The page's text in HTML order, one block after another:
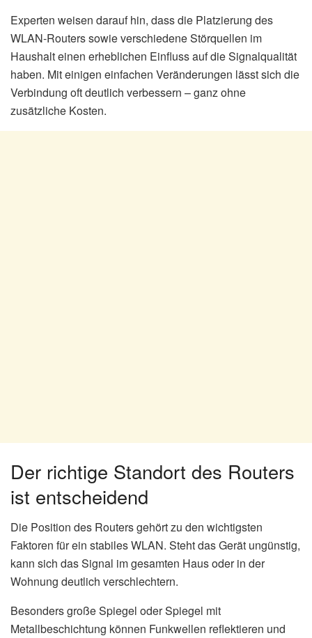
Experten weisen darauf hin, dass die Platzierung des
WLAN-Routers sowie verschiedene Störquellen im
Haushalt einen erheblichen Einfluss auf die Signalqualität
haben. Mit einigen einfachen Veränderungen lässt sich die
Verbindung oft deutlich verbessern – ganz ohne
zusätzliche Kosten.
Der richtige Standort des Routers
ist entscheidend
Die Position des Routers gehört zu den wichtigsten
Faktoren für ein stabiles WLAN. Steht das Gerät ungünstig,
kann sich das Signal im gesamten Haus oder in der
Wohnung deutlich verschlechtern.
Besonders große Spiegel oder Spiegel mit
Metallbeschichtung können Funkwellen reflektieren und